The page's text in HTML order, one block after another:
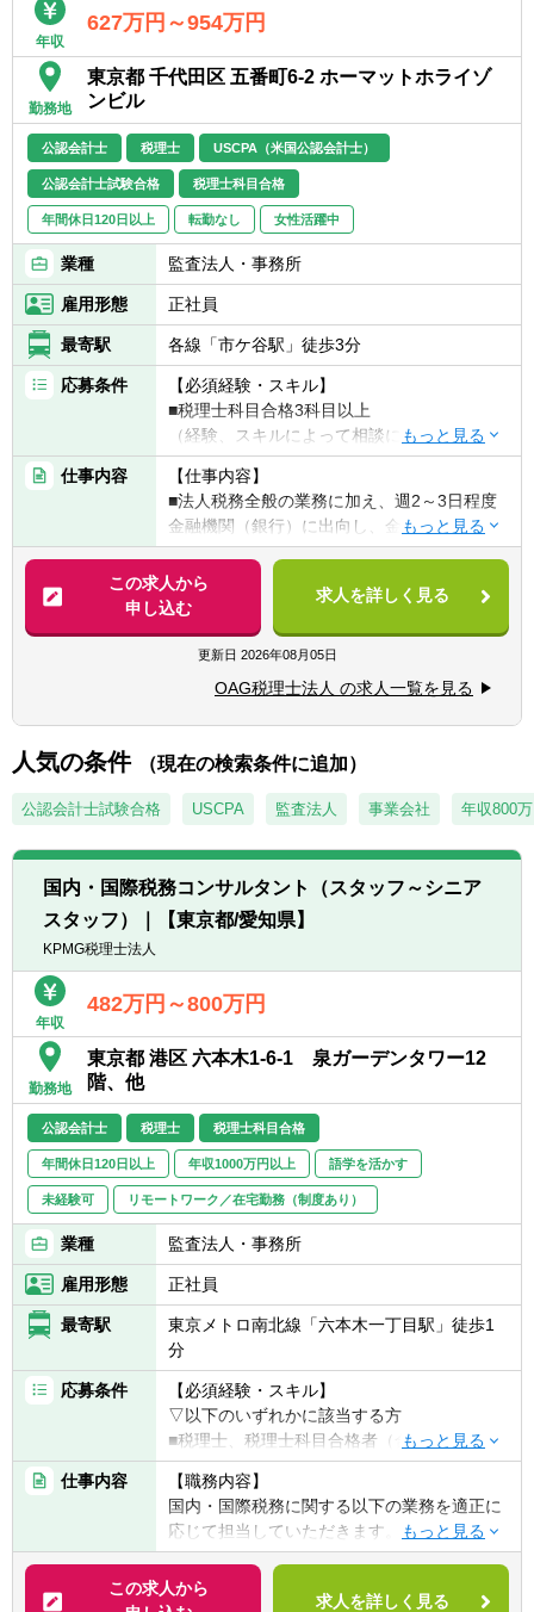
■コミュニケーションを図りながら業務遂行
ができる方
■新しいことへのチャレンジ精神のある方
■臨機応変な対応が出来る方
そのようなアドバイザリー業務への関与を通
ことができます。
は、別の分野にて活躍する環境も整えており
ます。
一般企業に対する経験を活かして、新しい分
野に挑戦する方の応募をお待ちしています。
■一般の事業会社顧問業務と非営利法人の顧
問業務についてはご担当頂く顧問先の規模に
もよりますがおおよそ5：5～4：6の割合とな
ります。
■法定時間外労働月平均30時間以内で、スケ
ジュール調整も個々の裁量に任せているた
め、メリハリをつけて働くことができる環境
です。
■2023年1月からは、これまでコロナ禍の暫定
措置だった在宅勤務、時差出勤の運用を制度
化し従業員の多様な働き方に対応いたしま
す。
年収
627万円～954万円
勤務地
東京都 千代田区 五番町6-2 ホーマットホライゾ
ンビル
公認会計士 税理士 USCPA（米国公認会計士）
公認会計士試験合格 税理士科目合格
年間休日120日以上 転勤なし 女性活躍中
業種 監査法人・事務所
雇用形態 正社員
最寄駅 各線「市ケ谷駅」徒歩3分
応募条件
【必須経験・スキル】
■税理士科目合格3科目以上
（経験、スキルによって相談に応じます）
■会計事務所経験3年以上 or 事業会社の経理
経験3年以上
【歓迎経験・スキル】
■税理士または有資格者
■法人税科目合格者
【求める人物像】
■積極的にお客様を理解し、常に状況を改善
しようとする意識の持てる方
■新しいことへのチャレンジ精神のある方
仕事内容
【仕事内容】
■法人税務全般の業務に加え、週2～3日程度
金融機関（銀行）に出向し、金融機関の社員
と共にコンサルティングを行います。
■知識のみならず交渉力など、より一層のス
キルアップを目指したい方には最適な環境で
■入社後は、ご経験や得意分野に応じてOJT
を実施し出向いただきます。
■法定時間外労働月平均30時間以内で、スケ
ジュール調整も個々の裁量に任せているた
め、メリハリをつけて働くことができる環境
です。
この求人から
申し込む
求人を詳しく見る
更新日 2026年08月05日
OAG税理士法人 の求人一覧を見る
人気の条件 （現在の検索条件に追加）
公認会計士試験合格 USCPA 監査法人 事業会社 年収800
国内・国際税務コンサルタント（スタッフ～シニア
スタッフ）｜【東京都/愛知県】
KPMG税理士法人
年収
482万円～800万円
勤務地
東京都 港区 六本木1-6-1 泉ガーデンタワー12
階、他
公認会計士 税理士 税理士科目合格
年間休日120日以上 年収1000万円以上 語学を活かす
未経験可 リモートワーク／在宅勤務（制度あり）
業種 監査法人・事務所
雇用形態 正社員
最寄駅
東京メトロ南北線「六本木一丁目駅」徒歩1
分
応募条件
【必須経験・スキル】
▽以下のいずれかに該当する方
■税理士、税理士科目合格者（合格科目・科
目数は不問）
■公認会計士
【歓迎経験・スキル】
■税務士法人での業務経験
■事業会社の管理部門（税務・経理・財務）
仕事内容
【職務内容】
国内・国際税務に関する以下の業務を適正に
応じて担当していただきます。
【具体的には】
■法人税申告書作成業務及びレビュー業務
この求人から
求人を詳しく見る